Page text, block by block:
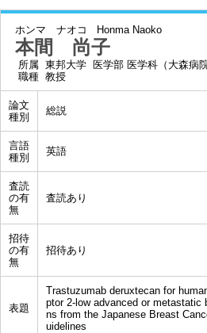
ホンマ ナオコ Honma Naoko
本間 尚子
所属 東邦大学 医学部 医学科（大森病院
職種 教授
論文
種別
総説
言語
種別
英語
査読
の有
無
査読あり
招待
の有
無
招待あり
表題
Trastuzumab deruxtecan for
ptor 2-low advanced or metastatic
ns from the Japanese Breast
uidelines